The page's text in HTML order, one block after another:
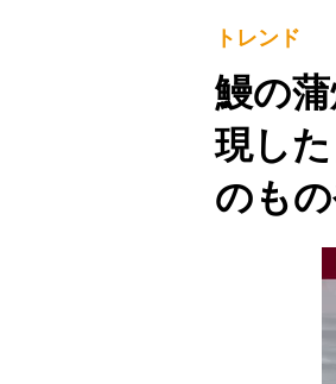
トレンド
鰻の
現し
のも